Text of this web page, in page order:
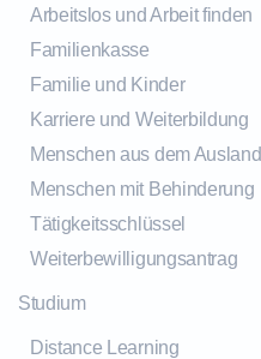
Arbeitslos und Arbeit finden
Familienkasse
Familie und Kinder
Karriere und Weiterbildung
Menschen aus dem Ausland
Menschen mit Behinderung
Tätigkeitsschlüssel
Weiterbewilligungsantrag
Studium
Distance Learning